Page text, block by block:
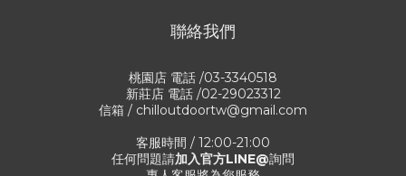
聯絡我們
桃園店 電話 /03-3340518
新莊店 電話 /02-29023312
信箱 / chilloutdoortw@gmail.com
客服時間 / 12:00-21:00
任何問題請加入官方LINE@詢問